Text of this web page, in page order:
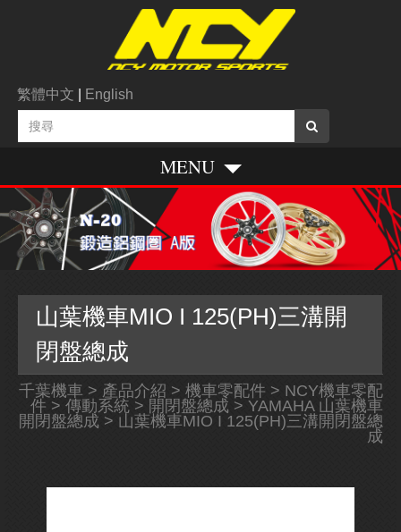
繁體中文 English
MENU
山葉機車MIO I 125(PH)三溝開
閉盤總成
千葉機車 > 產品介紹 > 機車零配件 > NCY機車零配
件 > 傳動系統> 開閉盤總成 > YAMAHA 山葉機車
開閉盤總成 > 山葉機車MIO I 125(PH)三溝開閉盤總
成